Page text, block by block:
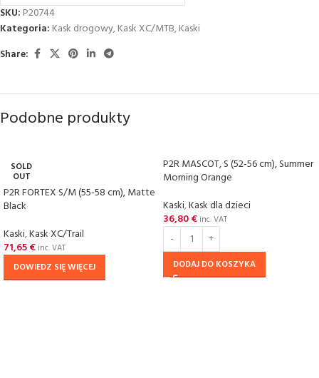
SKU: P20744
Kategoria: Kask drogowy,Kask XC/MTB,Kaski
Share:
Podobne produkty
SOLD
OUT
P2R FORTEX S/M (55-58 cm), Matte
Black
Kaski,Kask XC/Trail
71,65€ inc. VAT
DOWIEDZ SIĘ WIĘCEJ
P2R MASCOT, S (52-56 cm), Summer
Morning Orange
Kaski,Kask dla dzieci
36,80€ inc. VAT
DODAJ DO KOSZYKA